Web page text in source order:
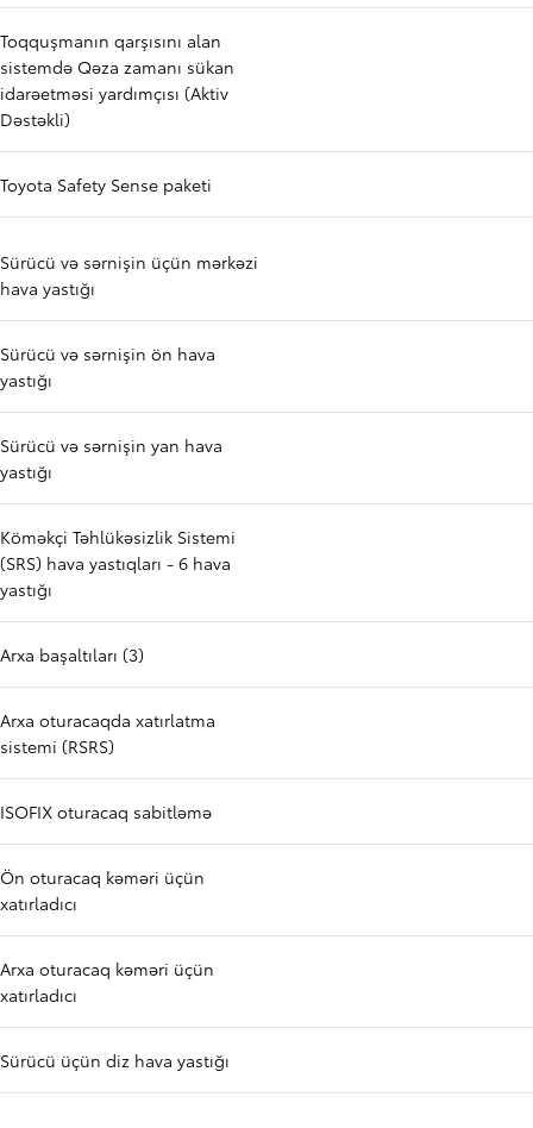
Toqquşmanın qarşısını alan
sistemdə Qəza zamanı sükan
idarəetməsi yardımçısı (Aktiv
Dəstəkli)
Toyota Safety Sense paketi
Sürücü və sərnişin üçün mərkəzi
hava yastığı
Sürücü və sərnişin ön hava
yastığı
Sürücü və sərnişin yan hava
yastığı
Köməkçi Təhlükəsizlik Sistemi
(SRS) hava yastıqları - 6 hava
yastığı
Arxa başaltıları (3)
Arxa oturacaqda xatırlatma
sistemi (RSRS)
ISOFIX oturacaq sabitləmə
Ön oturacaq kəməri üçün
xatırladıcı
Arxa oturacaq kəməri üçün
xatırladıcı
Sürücü üçün diz hava yastığı